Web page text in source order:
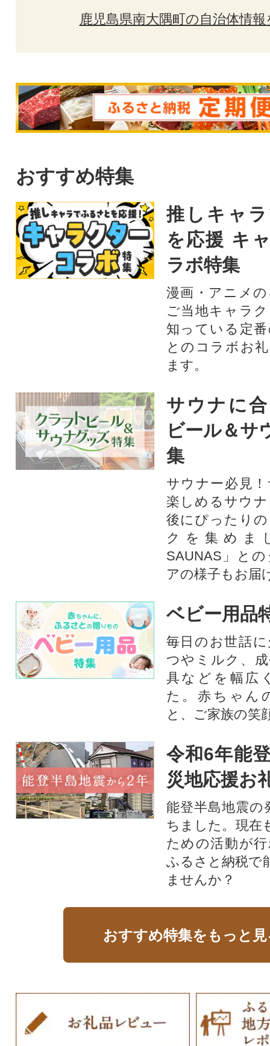
鹿児島県南大隅町の自治体情
おすすめ特集
推しキャ
を応援 キ
ラボ特集
漫画・アニメ
ご当地キャラ
知っている定
とのコラボお
ます。​
サウナに
ビール＆サ
集
サウナー必見
楽しめるサウ
後にぴったり
クを集めま
SAUNAS」と
アの様子もお届
ベビー用品
毎日のお世話
つやミルク、
具などを幅広
た。赤ちゃん
と、ご家族の笑
令和6年能
災地応援お
能登半島地震の
ちました。現在
ための活動が
ふるさと納税で
ませんか？
おすすめ特集をもっと